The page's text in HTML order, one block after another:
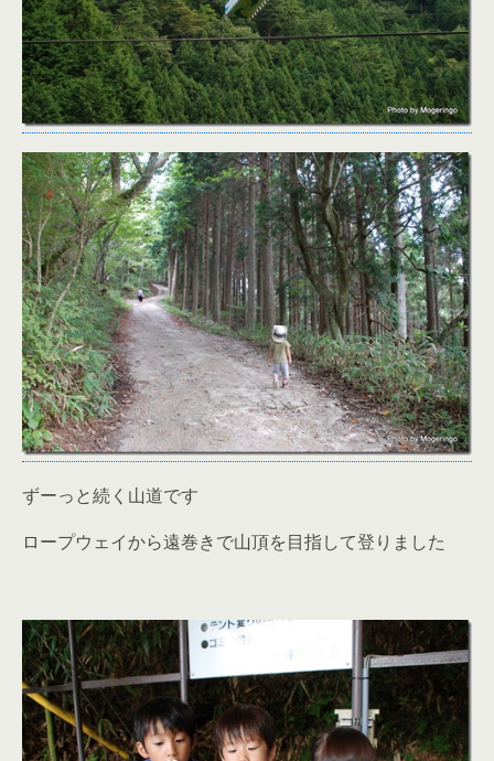
ずーっと続く山道です
ロープウェイから遠巻きで山頂を目指して登りました